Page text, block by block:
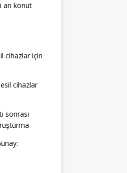
an konut
cihazlar için
cihazlar
sonrası